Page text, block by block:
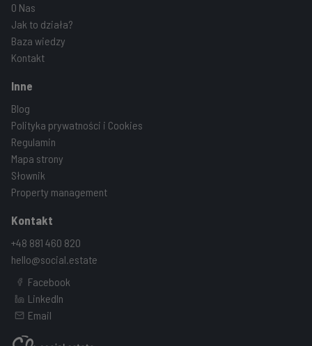
O Nas
Jak to działa?
Baza wiedzy
Kontakt
Inne
Blog
Polityka prywatności i Cookies
Regulamin
Mapa strony
Słownik
Property management
Kontakt
+48 881 460 820
hello@social.estate
Facebook
LinkedIn
Email